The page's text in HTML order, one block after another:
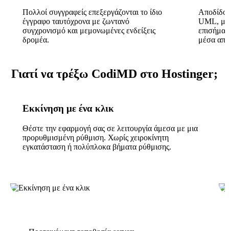
Πολλοί συγγραφείς επεξεργάζονται το ίδιο
έγγραφο ταυτόχρονα με ζωντανό
συγχρονισμό και μεμονωμένες ενδείξεις
δρομέα.
UML,
μέσα
Γιατί να τρέξω CodiMD στο Hostinger;
Εκκίνηση με ένα κλικ
Θέστε την εφαρμογή σας σε λειτουργία άμεσα με μια
προρυθμισμένη ρύθμιση. Χωρίς χειροκίνητη
εγκατάσταση ή πολύπλοκα βήματα ρύθμισης.